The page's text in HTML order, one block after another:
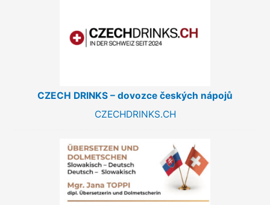
CZECH DRINKS – dovozce českých nápojů
CZECHDRINKS.CH